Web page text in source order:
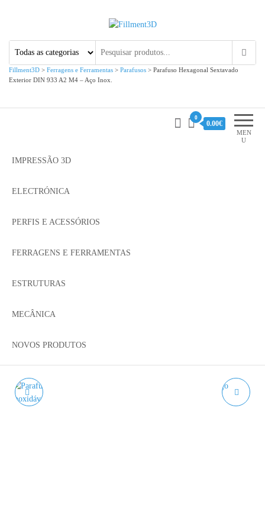
Fillment3D
Fillment3D > Ferragens e Ferramentas > Parafusos > Parafuso Hexagonal Sextavado
Exterior DIN 933 A2 M4 – Aço Inox.
MEN
U
0
0.00€
IMPRESSÃO 3D
ELECTRÓNICA
PERFIS E ACESSÓRIOS
FERRAGENS E FERRAMENTAS
ESTRUTURAS
MECÂNICA
NOVOS PRODUTOS